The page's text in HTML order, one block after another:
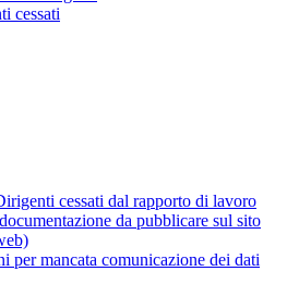
cessati
cessati dal rapporto di lavoro
da pubblicare sul sito
per mancata comunicazione dei dati